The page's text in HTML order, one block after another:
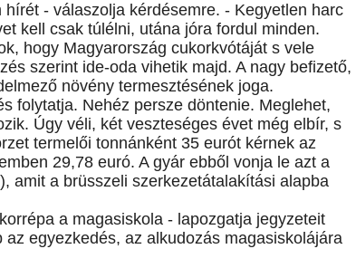
- válaszolja kérdésemre. - Kegyetlen harc
kell csak túlélni, utána jóra fordul minden.
hogy Magyarország cukorkvótáját s vele
szerint ide-oda vihetik majd. A nagy befizető,
növény termesztésének joga.
folytatja. Nehéz persze döntenie. Meglehet,
Úgy véli, két veszteséges évet még elbír, s
termelői tonnánként 35 eurót kérnek az
29,78 euró. A gyár ebből vonja le azt a
amit a brüsszeli szerkezetátalakítási alapba
a magasiskola - lapozgatja jegyzeteit
egyezkedés, az alkudozás magasiskolájára